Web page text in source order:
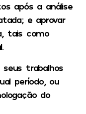
após a análise
e aprovar
tais como
seus trabalhos
período, ou
do